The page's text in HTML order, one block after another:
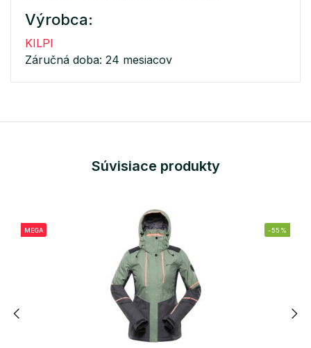
Výrobca:
KILPI
Záručná doba: 24 mesiacov
Súvisiace produkty
MEGA -55%